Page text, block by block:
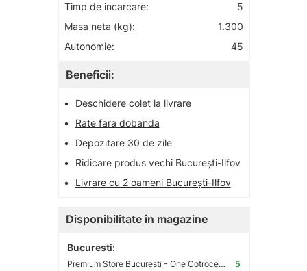
Timp de incarcare:
5
Masa neta (kg):
1.300
Autonomie:
45
Beneficii:
•
Deschidere colet la livrare
•
Rate fara dobanda
•
Depozitare 30 de zile
•
Ridicare produs vechi București-Ilfov
•
Livrare cu 2 oameni București-Ilfov
Disponibilitate în magazine
Bucuresti:
Premium Store Bucuresti - One Cotroceni Park
5